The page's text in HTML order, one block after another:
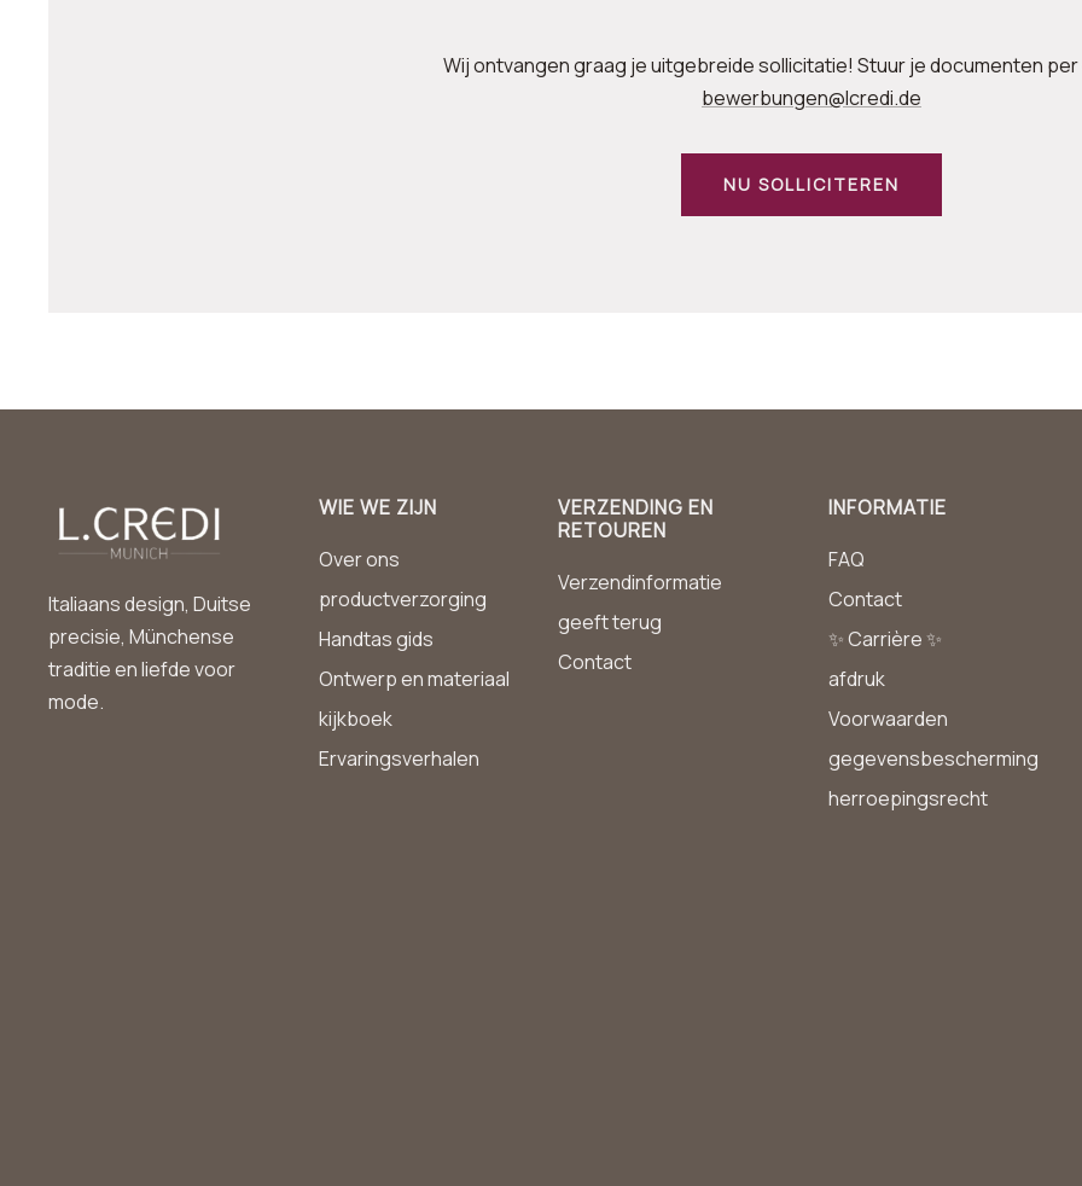
Wij ontvangen graag je uitgebreide sollicitatie! Stuur je documenten per
bewerbungen@lcredi.de
NU SOLLICITEREN
Italiaans design, Duitse
precisie, Münchense
traditie en liefde voor
mode.
WIE WE ZIJN
Over ons
productverzorging
Handtas gids
Ontwerp en materiaal
kijkboek
Ervaringsverhalen
VERZENDING EN
RETOUREN
Verzendinformatie
geeft terug
Contact
INFORMATIE
FAQ
Contact
✨ Carrière ✨
afdruk
Voorwaarden
gegevensbescherming
herroepingsrecht